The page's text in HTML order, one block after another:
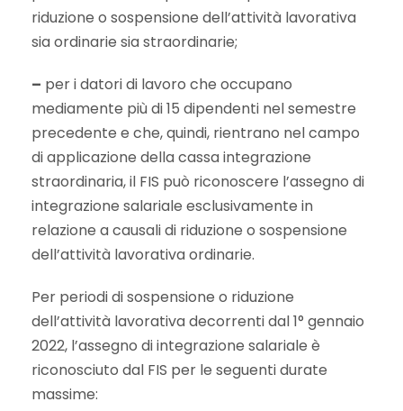
riduzione o sospensione dell’attività lavorativa
sia ordinarie sia straordinarie;
– per i datori di lavoro che occupano
mediamente più di 15 dipendenti nel semestre
precedente e che, quindi, rientrano nel campo
di applicazione della cassa integrazione
straordinaria, il FIS può riconoscere l’assegno di
integrazione salariale esclusivamente in
relazione a causali di riduzione o sospensione
dell’attività lavorativa ordinarie.
Per periodi di sospensione o riduzione
dell’attività lavorativa decorrenti dal 1° gennaio
2022, l’assegno di integrazione salariale è
riconosciuto dal FIS per le seguenti durate
massime: